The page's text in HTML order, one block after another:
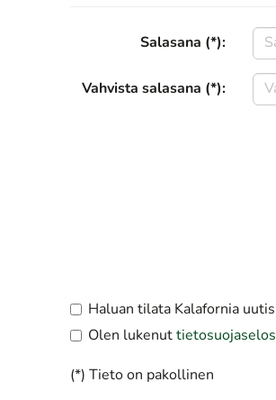
Salasana (*):
Vahvista salasana (*):
Haluan tilata Kalafornia
Olen lukenut
(*) Tieto on pakollinen